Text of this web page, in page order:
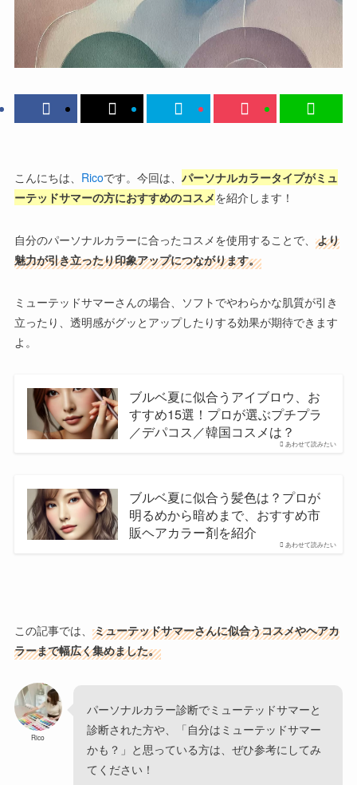
こんにちは、 Ricoです。今回は、 パーソナルカラータイプがミュ
ーテッドサマーの方におすすめのコスメを紹介します！
自分のパーソナルカラーに合ったコスメを使用することで、 より
魅力が引き立ったり印象アップにつながります。
ミューテッドサマーさんの場合、ソフトでやわらかな肌質が引き
立ったり、透明感がグッとアップしたりする効果が期待できます
よ。
あわせて読みたい
ブルベ夏に似合うアイブロウ、お
すすめ15選！プロが選ぶプチプラ
／デパコス／韓国コスメは？
あわせて読みたい
ブルベ夏に似合う髪色は？プロが
明るめから暗めまで、おすすめ市
販ヘアカラー剤を紹介
この記事では、 ミューテッドサマーさんに似合うコスメやヘアカ
ラーまで幅広く集めました。
Rico
パーソナルカラー診断でミューテッドサマーと
診断された方や、「自分はミューテッドサマー
かも？」と思っている方は、ぜひ参考にしてみ
てください！